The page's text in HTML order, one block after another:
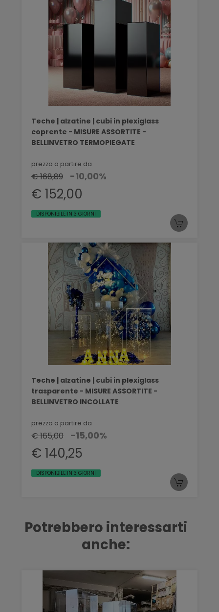
Teche | alzatine | cubi in plexiglass
coprente - MISURE ASSORTITE -
BELLINVETRO TERMOPIEGATE
prezzo a partire da
€ 168,89 -10,00%
€ 152,00
DISPONIBILE IN 3 GIORNI
Teche | alzatine | cubi in plexiglass
trasparente - MISURE ASSORTITE -
BELLINVETRO INCOLLATE
prezzo a partire da
€ 165,00 -15,00%
€ 140,25
DISPONIBILE IN 3 GIORNI
Potrebbero interessarti
anche: